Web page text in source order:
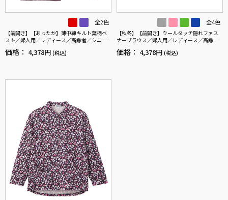
全2色
【前開き】【あったか】薄中綿キルト葉柄ベ
スト／婦人用／レディース／高齢者／シニア
／秋冬／洗濯OK／自宅で洗える／名前記入欄
付／両脇ポケット／お出かけ／ギフト 【C
価格： 4,378円 (税込)
全4色
【秋冬】【前開き】ウールタッチ隠れファス
ナーブラウス／婦人用／レディース／高齢者
／シニア／後ろ長め／名前記入欄付／ゆった
り／プレゼント／ギフト 【CF】
価格： 4,378円 (税込)